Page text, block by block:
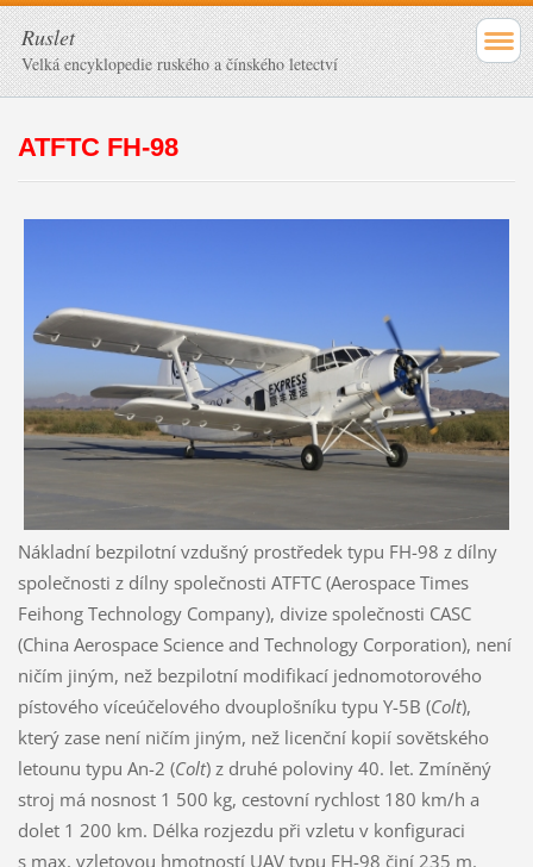
Ruslet
Velká encyklopedie ruského a čínského letectví
ATFTC FH-98
Nákladní bezpilotní vzdušný prostředek typu FH-98 z dílny
společnosti z dílny společnosti ATFTC (Aerospace Times
Feihong Technology Company), divize společnosti CASC
(China Aerospace Science and Technology Corporation), není
ničím jiným, než bezpilotní modifikací jednomotorového
pístového víceúčelového dvouplošníku typu Y-5B (Colt),
který zase není ničím jiným, než licenční kopií sovětského
letounu typu An-2 (Colt) z druhé poloviny 40. let. Zmíněný
stroj má nosnost 1 500 kg, cestovní rychlost 180 km/h a
dolet 1 200 km. Délka rozjezdu při vzletu v konfiguraci
s max. vzletovou hmotností UAV typu FH-98 činí 235 m.